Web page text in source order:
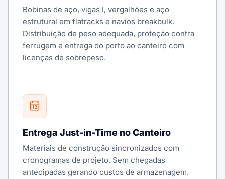
Bobinas de aço, vigas I, vergalhões e aço
estrutural em flatracks e navios breakbulk.
Distribuição de peso adequada, proteção contra
ferrugem e entrega do porto ao canteiro com
licenças de sobrepeso.
Entrega Just-in-Time no Canteiro
Materiais de construção sincronizados com
cronogramas de projeto. Sem chegadas
antecipadas gerando custos de armazenagem.